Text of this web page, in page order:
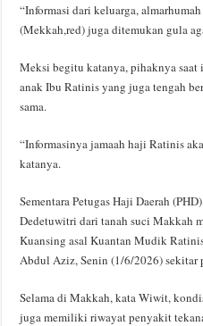
“Informasi dari keluarga,
(Mekkah,red) juga ditemukan gula
Meksi begitu katanya, pihaknya saat
anak Ibu Ratinis yang juga tengah
sama.
“Informasinya jamaah haji Ratinis
katanya.
Sementara Petugas Haji Daerah
Dedetuwitri dari tanah suci Makkah
Kuansing asal Kuantan Mudik
Abdul Aziz, Senin (1/6/2026) sekitar
Selama di Makkah, kata Wiwit,
juga memiliki riwayat penyakit